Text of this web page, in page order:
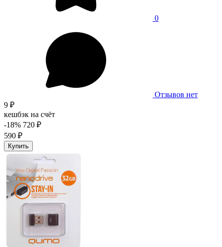
0
Отзывов нет
9 ₽
кешбэк на счёт
-18% 720 ₽
590 ₽
Купить